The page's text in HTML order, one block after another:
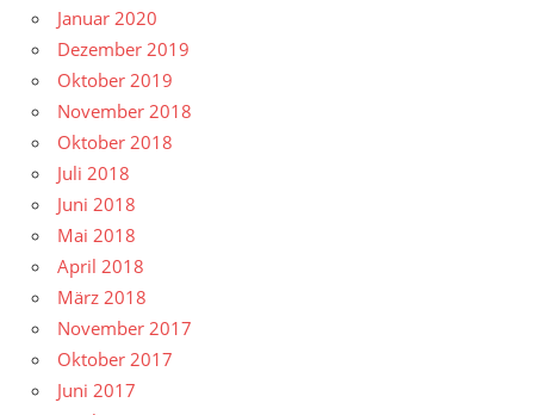
Januar 2020
Dezember 2019
Oktober 2019
November 2018
Oktober 2018
Juli 2018
Juni 2018
Mai 2018
April 2018
März 2018
November 2017
Oktober 2017
Juni 2017